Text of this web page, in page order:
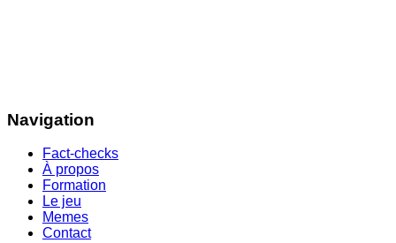
Navigation
Fact-checks
À propos
Formation
Le jeu
Memes
Contact